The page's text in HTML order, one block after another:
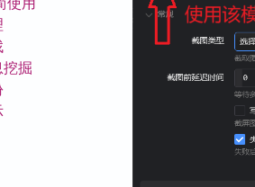
掘